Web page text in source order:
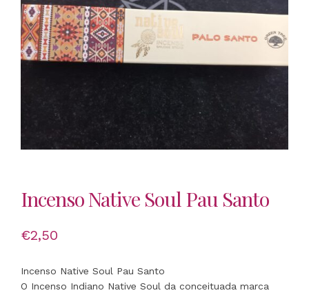
Incenso Native Soul Pau Santo
€2,50
Incenso Native Soul Pau Santo
O Incenso Indiano Native Soul da conceituada marca